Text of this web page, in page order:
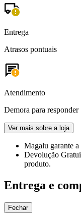
Entrega
Atrasos pontuais
Atendimento
Demora para responder
Ver mais sobre a loja
Magalu garante a
Devolução
produto.
Entrega e
Fechar